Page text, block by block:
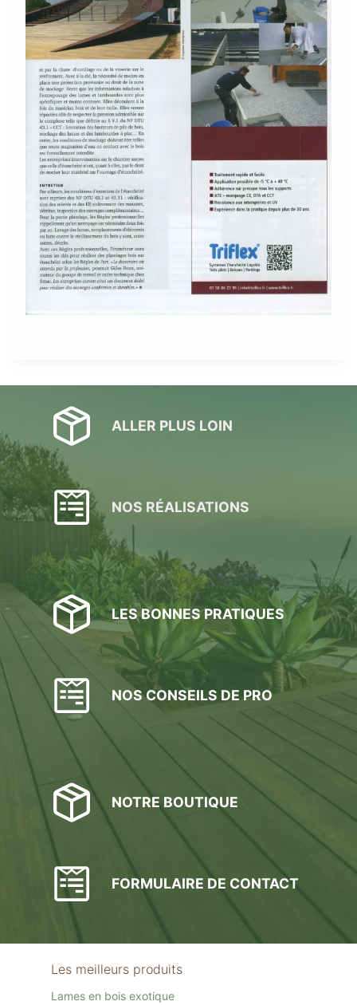
ALLER PLUS LOIN
NOS RÉALISATIONS
LES BONNES PRATIQUES
NOS CONSEILS DE PRO
NOTRE BOUTIQUE
FORMULAIRE DE CONTACT
Les meilleurs produits
Lames en bois exotique